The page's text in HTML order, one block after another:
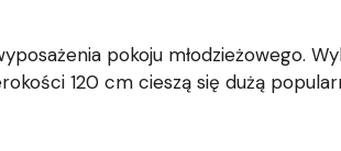
pokoju młodzieżowego.
120 cm cieszą się dużą